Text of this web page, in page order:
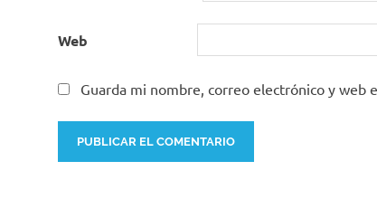
Web
Guarda mi nombre, correo electrónico y web